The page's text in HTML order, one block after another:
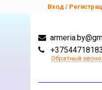
Вход /
Обратный